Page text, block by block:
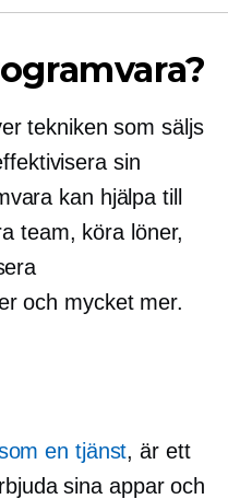
tekniken som säljs
sin
kan hjälpa till
team, köra löner,
och mycket mer.
en tjänst, är ett
sina appar och